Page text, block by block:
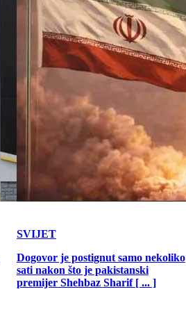
SVIJET
Dogovor je postignut samo nekoliko
sati nakon što je pakistanski
premijer Shehbaz Sharif [ ... ]